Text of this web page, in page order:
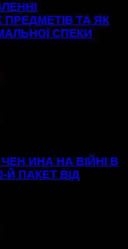
ТА ЯК
СПЕКИ
ИНА НА ВІЙНІ В
Й ПАКЕТ ВІД